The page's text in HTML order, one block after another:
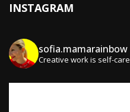
INSTAGRAM
sofia.mamarainbow
Creative work is self-care